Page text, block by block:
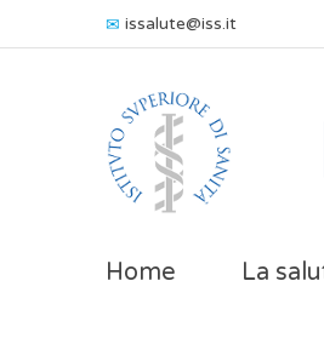
issalute@iss.it
Home La